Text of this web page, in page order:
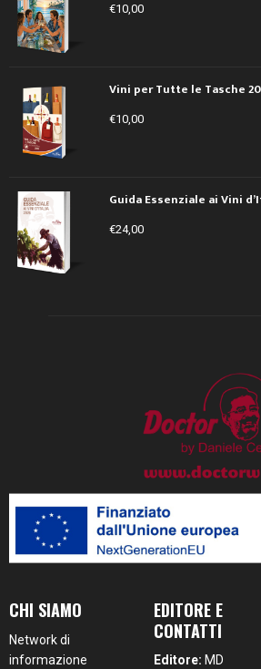
€10,00
Vini per Tutte le Tasche
€10,00
Guida Essenziale ai Vini
€24,00
CHI SIAMO
Network di
informazione
EDITORE E
CONTATTI
Editore: MD